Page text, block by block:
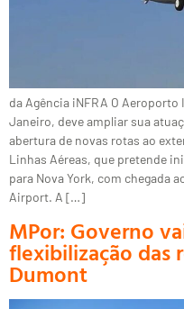
da Agência iNFRA O
Janeiro, deve ampliar sua
abertura de novas rotas ao
Linhas Aéreas, que pretende
para Nova York, com chegada
Airport. A […]
MPor: Governo
flexibilização das
Dumont